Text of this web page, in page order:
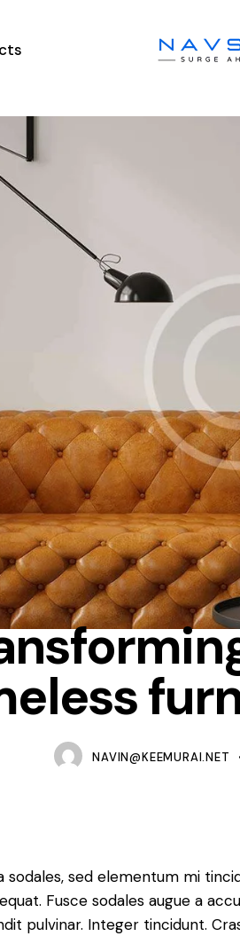
NAVIN@KEEMURAI.NET
sodales, sed elementum mi
Fusce sodales augue a
pulvinar. Integer tincidunt.